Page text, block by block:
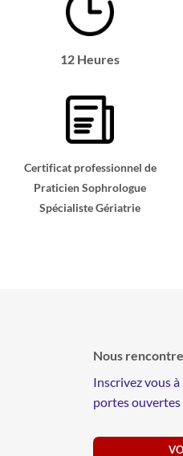
12 Heures
Certificat professionnel de
Praticien Sophrologue
Spécialiste Gériatrie
Nous
Inscrivez vous à
portes ouvertes